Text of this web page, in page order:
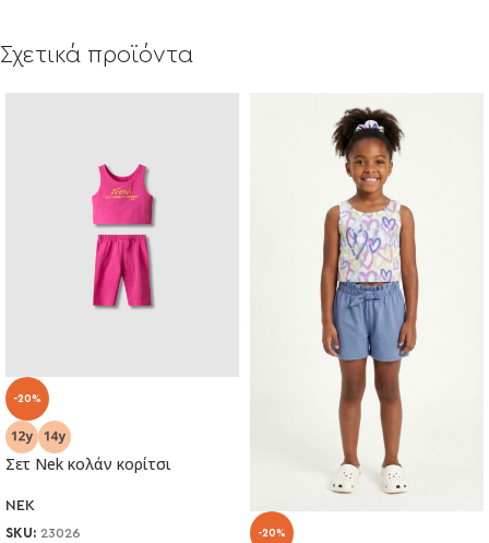
Σχετικά προϊόντα
-20%
Σετ Nek κολάν κορίτσι
NEK
SKU: 23026
-20%